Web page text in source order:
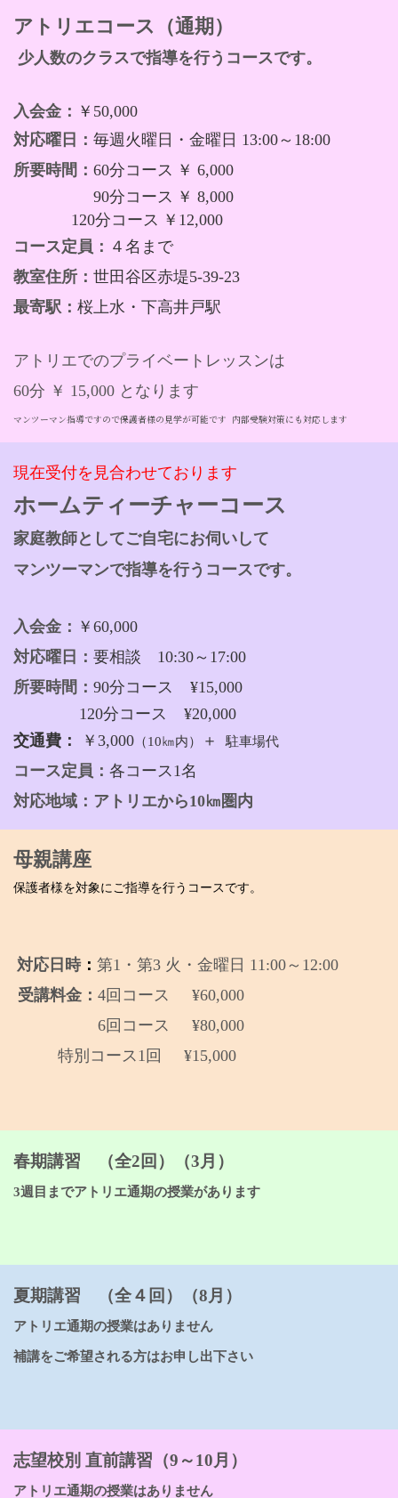
アトリエコース（通期）
少人数のクラスで指導を行うコースです。
入会金： ￥50,000
対応曜日： 毎週火曜日・金曜日 13:00～18:00
所要時間： 60分コース ￥ 6,000
90分コース ￥ 8,000
120分コース ￥12,000
コース定員： ４名まで
教室住所： 世田谷区赤堤5-39-23
最寄駅： 桜上水・下高井戸駅
アトリエでのプライベートレッスンは
60分 ￥ 15,000 となります
マンツーマン指導ですので保護者様の見学が可能です 内部受験対策にも対応します
現在受付を見合わせております
ホームティーチャーコース
家庭教師としてご自宅にお伺いして
マンツーマンで指導を行うコースです。
入会金： ￥60,000
対応曜日： 要相談 10:30～17:00
所要時間： 90分コース
¥15,000
120分コース
¥20,000
交通費：
￥3,000 （10㎞内） ＋ 駐車場代
コース定員： 各コース1名
対応地域：アトリエから10㎞圏内
母親講座
保護者様を対象にご指導を行うコースです。
対応日時： 第1・第3 火・金曜日 11:00～12:00
受講料金： 4回コース ¥60,000
6回コース ¥80,000
特別コース1回 ¥15,000
春期講習 （全2回）（3月）
3週目までアトリエ通期の授業があります
夏期講習 （全４回）（8月）
アトリエ通期の授業はありません
補講をご希望される方はお申し出下さい
志望校別 直前講習（9～10月）
アトリエ通期の授業はありません